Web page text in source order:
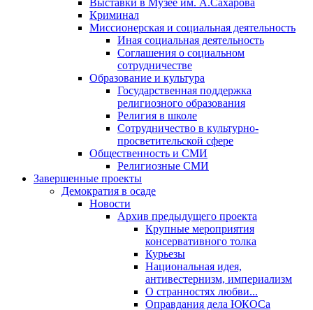
Выставки в Музее им. А.Сахарова
Криминал
Миссионерская и социальная деятельность
Иная социальная деятельность
Соглашения о социальном
сотрудничестве
Образование и культура
Государственная поддержка
религиозного образования
Религия в школе
Сотрудничество в культурно-
просветительской сфере
Общественность и СМИ
Религиозные СМИ
Завершенные проекты
Демократия в осаде
Новости
Архив предыдущего проекта
Крупные мероприятия
консервативного толка
Курьезы
Национальная идея,
антивестернизм, империализм
О странностях любви...
Оправдания дела ЮКОСа